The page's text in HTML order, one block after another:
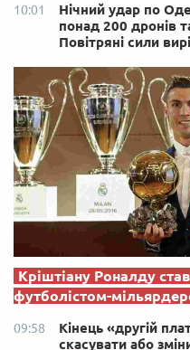
10:01
Нічний удар по
понад 200 дронів
Повітряні сили
Кріштіану Роналду
футболістом-
09:58
Кінець «другій
скасувати або